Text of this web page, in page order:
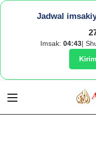
Jadwal
Imsak: 04:43|
Menu